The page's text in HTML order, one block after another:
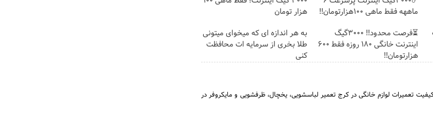
ماههه فقط ماهی 100هزارتومان!!
هزار تومان
⏳فرصت محدود!! 3000گیگ
اینترنت خانگی 180 روزه فقط 600
هزارتومان!!
به هر اندازه ای که میخوای میتونی
طلا بخری از سرمایه ات محافظت
کنی
تعمیرات لوازم خانگی در کرج تعمیر لباسشویی، یخچال، ظرفشویی و مایکروفر در